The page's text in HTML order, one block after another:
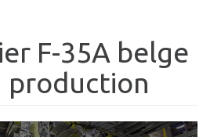
F-35A belge
production